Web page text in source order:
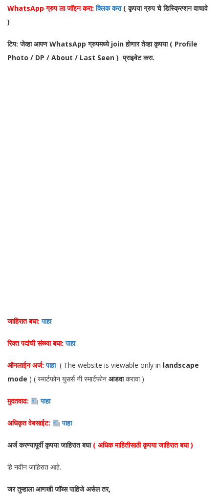
WhatsApp ग्रुप ला जॉइन करा:क्लिक करा ( कृपया ग्रुप चे डिस्क्रिप्शन वाचावे
)
टिप: जेव्हा आपण WhatsApp ग्रुपमध्ये join होणार तेव्हा कृपया ( Profile
Photo / DP / About / Last Seen ) प्राइवेट करा.
जाहिरात बघा:पाहा
रिक्त पदांची संख्या बघा:पाहा
ऑनलाईन अर्ज:पाहा ( The website is viewable only in landscape
mode ) ( स्मार्टफोन युसर्स नी स्मार्टफोन आडवाकरावा )
मुदतवाढ: पाहा
अधिकृत वेबसाईट: पाहा
अर्ज करण्यापूर्वी कृपया जाहिरात बघा ( अधिक माहितीसाठी कृपया जाहिरात बघा )
हि नवीन जाहिरात आहे.
जर तुम्हाला आणखी जॉब्स पाहिजे असेल तर,